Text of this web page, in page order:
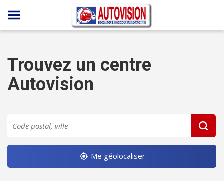
Panneau de gestion des cookies
Trouvez un centre
Autovision
Me géolocaliser